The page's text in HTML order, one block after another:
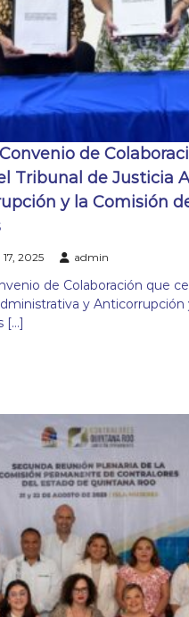
de
Tribunal de Justicia
y la Comisión
2025 admin
de Colaboración que
y Anticorrupción
[…]